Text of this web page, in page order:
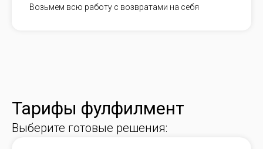
Возьмем всю работу с возвратами на себя
Тарифы фулфилмент
Выберите готовые решения: